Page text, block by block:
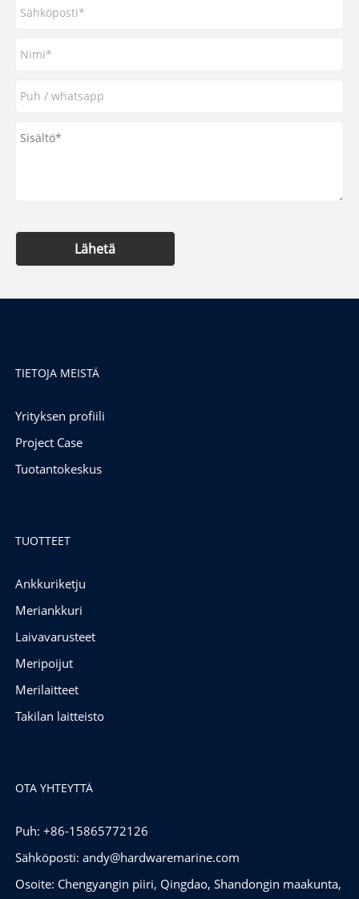
Lähetä
TIETOJA MEISTÄ
Yrityksen profiili
Project Case
Tuotantokeskus
TUOTTEET
Ankkuriketju
Meriankkuri
Laivavarusteet
Meripoijut
Merilaitteet
Takilan laitteisto
OTA YHTEYTTÄ
Puh: +86-15865772126
Sähköposti: andy@hardwaremarine.com
Osoite: Chengyangin piiri, Qingdao, Shandongin maakunta,